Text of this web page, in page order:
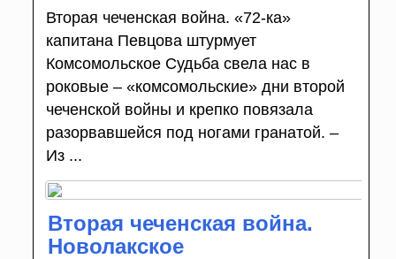
Вторая чеченская война. «72-ка»
капитана Певцова штурмует
Комсомольское Судьба свела нас в
роковые – «комсомольские» дни второй
чеченской войны и крепко повязала
разорвавшейся под ногами гранатой. –
Из ...
Вторая чеченская война.
Новолакское